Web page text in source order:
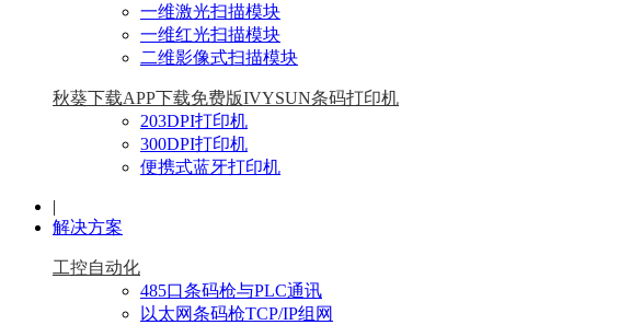
一维激光扫描模块
一维红光扫描模块
二维影像式扫描模块
秋葵下载APP下载免费版IVYSUN条码打印机
203DPI打印机
300DPI打印机
便携式蓝牙打印机
|
解决方案
工控自动化
485口条码枪与PLC通讯
以太网条码枪TCP/IP组网